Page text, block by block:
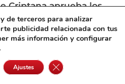
Criptana aprueba los
municipales
de terceros para analizar
publicidad relacionada con tus
más información y configurar
Ajustes Cerrar el banner de